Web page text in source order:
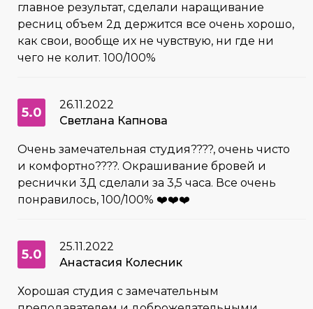
главное результат, сделали наращивание
ресниц объем 2д держится все очень хорошо,
как свои, вообще их не чувствую, ни где ни
чего не колит. 100/100%
5.0
26.11.2022
Светлана Капнова
Очень замечательная студия????, очень чисто
и комфортно????. Окрашивание бровей и
реснички 3Д сделали за 3,5 часа. Все очень
понравилось, 100/100% ❤️❤️❤️
5.0
25.11.2022
Анастасия Колесник
Хорошая студия с замечательным